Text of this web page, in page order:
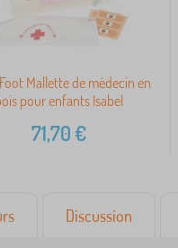
Mallette de médecin en
pour enfants Isabel
71,70€
Discussion